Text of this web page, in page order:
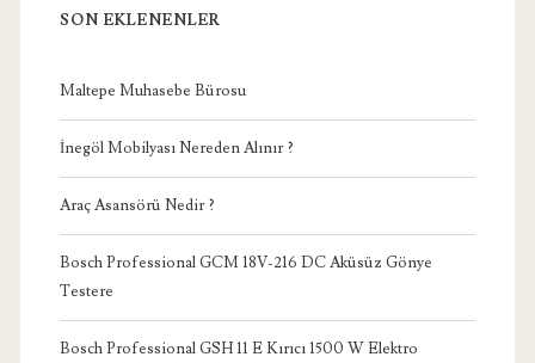
SON EKLENENLER
Maltepe Muhasebe Bürosu
İnegöl Mobilyası Nereden Alınır ?
Araç Asansörü Nedir ?
Bosch Professional GCM 18V-216 DC Aküsüz Gönye
Testere
Bosch Professional GSH 11 E Kırıcı 1500 W Elektro